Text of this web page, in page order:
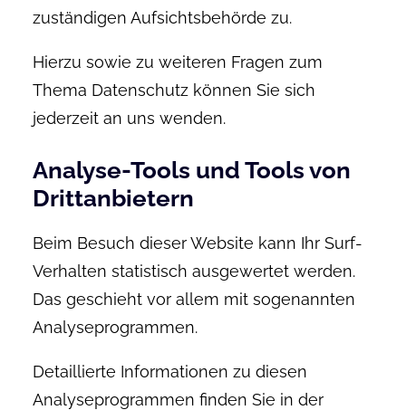
zuständigen Aufsichtsbehörde zu.
Hierzu sowie zu weiteren Fragen zum
Thema Datenschutz können Sie sich
jederzeit an uns wenden.
Analyse-Tools und Tools von
Dritt­anbietern
Beim Besuch dieser Website kann Ihr Surf-
Verhalten statistisch ausgewertet werden.
Das geschieht vor allem mit sogenannten
Analyseprogrammen.
Detaillierte Informationen zu diesen
Analyseprogrammen finden Sie in der